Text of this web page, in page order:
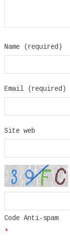
Name (required)
Email (required)
Site web
Code Anti-spam
*